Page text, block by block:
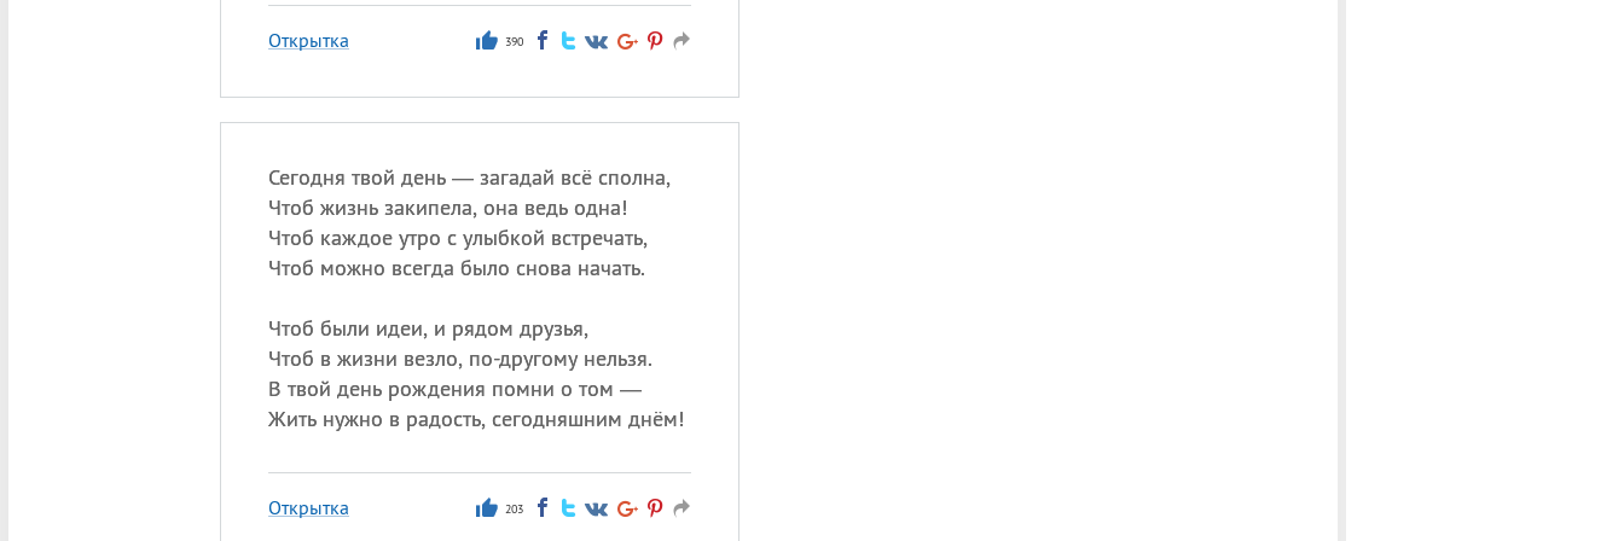
Открытка 390
Сегодня твой день — загадай всё сполна,
Чтоб жизнь закипела, она ведь одна!
Чтоб каждое утро с улыбкой встречать,
Чтоб можно всегда было снова начать.
Чтоб были идеи, и рядом друзья,
Чтоб в жизни везло, по-другому нельзя.
В твой день рождения помни о том —
Жить нужно в радость, сегодняшним днём!
Открытка 203